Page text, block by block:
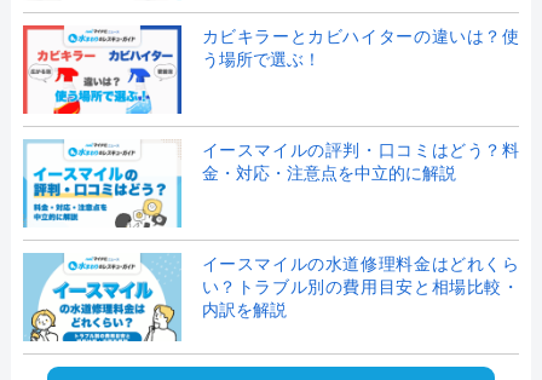
カビキラーとカビハイターの違いは？使
う場所で選ぶ！
イースマイルの評判・口コミはどう？料
金・対応・注意点を中立的に解説
イースマイルの水道修理料金はどれくら
い？トラブル別の費用目安と相場比較・
内訳を解説